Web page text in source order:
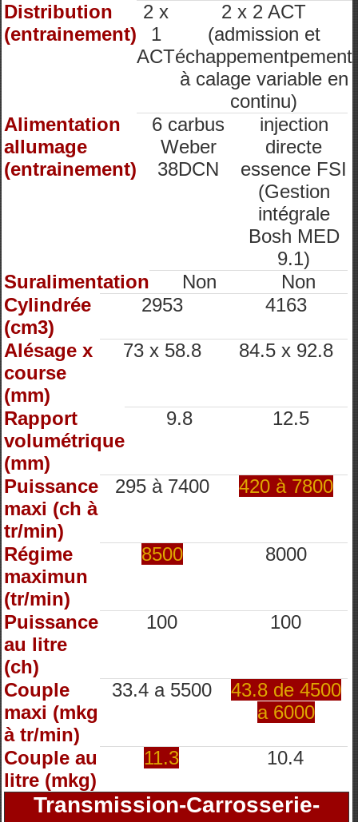
Distribution
(entrainement)
2 x
1
ACT
2 x 2 ACT
(admission et
échappementpement
à calage variable en
continu)
Alimentation
allumage
(entrainement)
6 carbus
Weber
38DCN
injection
directe
essence FSI
(Gestion
intégrale
Bosh MED
9.1)
Suralimentation
Non
Non
Cylindrée
(cm3)
2953 4163
Alésage x
course
(mm)
73 x 58.8 84.5 x 92.8
Rapport
volumétrique
(mm)
9.8 12.5
Puissance
maxi (ch à
tr/min)
295 à 7400 420 à 7800
Régime
maximun
(tr/min)
8500 8000
Puissance
au litre
(ch)
100 100
Couple
maxi (mkg
à tr/min)
33.4 a 5500
43.8 de 4500
a 6000
Couple au
litre (mkg)
11.3 10.4
Transmission-Carrosserie-